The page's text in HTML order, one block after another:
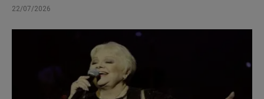
22/07/2026